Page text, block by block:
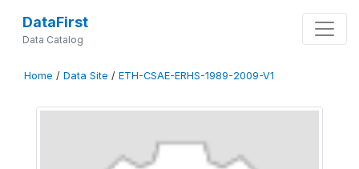
DataFirst
Data Catalog
Home / Data Site / ETH-CSAE-ERHS-1989-2009-V1